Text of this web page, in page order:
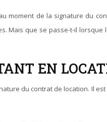
Mais que se passe-t-il
EN
du contrat de location. Il